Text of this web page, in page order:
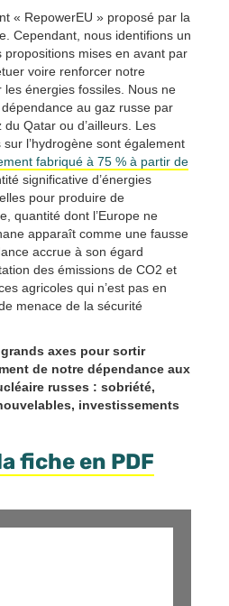
« RepowerEU » proposé par la
Cependant, nous identifions un
propositions mises en avant par
voire renforcer notre
énergies fossiles. Nous ne
au gaz russe par
Qatar ou d’ailleurs. Les
l’hydrogène sont également
fabriqué à 75 % à partir de
significative d’énergies
pour produire de
quantité dont l’Europe ne
apparaît comme une fausse
accrue à son égard
des émissions de CO2 et
agricoles qui n’est pas en
menace de la sécurité
axes pour sortir
de notre dépendance aux
russes : sobriété,
investissements
fiche en PDF